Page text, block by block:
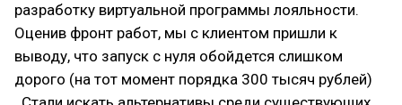
разработку виртуальной программы лояльности.
Оценив фронт работ, мы с клиентом пришли к
выводу, что запуск с нуля обойдется слишком
дорого (на тот момент порядка 300 тысяч рублей)